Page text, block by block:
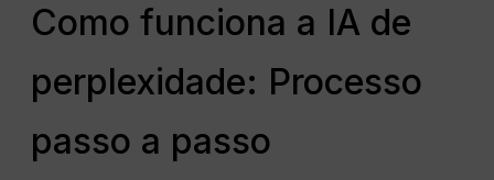
Como funciona a IA de
perplexidade: Processo
passo a passo